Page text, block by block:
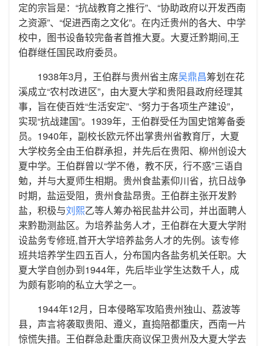
定的宗旨是：“抗战教育之推行”、“协助政府以开发西南
之资源”、“促进西南之文化”。在内迁贵州的各大、中学
校中，图书设备较完备者首推大夏。大夏迁黔期间,王
伯群继任国民政府委员。
1938年3月，王伯群与贵州省主席吴鼎昌筹划在花
溪成立“农村改进区”，由大夏大学和贵阳县政府经理其
事，旨在使百姓“生活安定”、“努力于各项生产建设”，
实现“抗战建国”。1939年，王伯群受任为国史馆筹备委
员。1940年，副校长欧元怀出掌贵州省教育厅，大夏
大学校务全由王伯群承担，并先后在贵阳、柳州创设大
夏中学。王伯群曾以“学不倦，教不厌，行不惑”三语自
勉，并与大夏师生相期。贵州食盐素仰川省，抗日战争
时期，盐运受阻，贵州食盐昂贵。王伯群主张开发黔
盐，积极与刘熙乙等人筹办裕民盐井公司，并出面聘人
来黔勘测盐区。为培养盐务人才，王伯群在大夏大学附
设盐务专修班,首开大学培养盐务人才的先例。该专修
班共培养学生四五百人，分布国内各盐务机关任职。大
夏大学自创办到1944年，先后毕业学生达数千人，成
为颇有影响的私立大学之一。
1944年12月，日本侵略军攻陷贵州独山、荔波等
县，声言将袭取贵阳、遵义，直捣陪都重庆，西南一片
惊慌失措。王伯群急赴重庆商议保卫贵州及大夏大学去